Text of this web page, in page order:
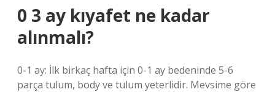
0 3 ay kıyafet ne kadar
alınmalı?
0-1 ay: İlk birkaç hafta için 0-1 ay bedeninde 5-6
parça tulum, body ve tulum yeterlidir. Mevsime göre